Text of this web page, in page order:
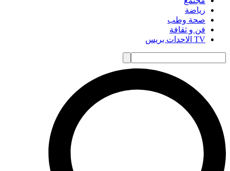
رياضة
صحة وطب
فن و ثقافة
TV الاحدات بريس